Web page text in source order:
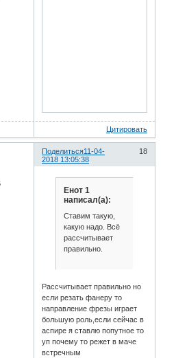
Цитировать
Поделиться 18
11-04-
2018 13:05:38
Енот 1
написал(а):
Ставим такую,
какую надо. Всё
рассчитывает
правильно.
Рассчитывает правильно но
если резать фанеру то
направление фрезы играет
большую роль,если сейчас в
аспире я ставлю попутное то
уп почему то режет в маче
встречным